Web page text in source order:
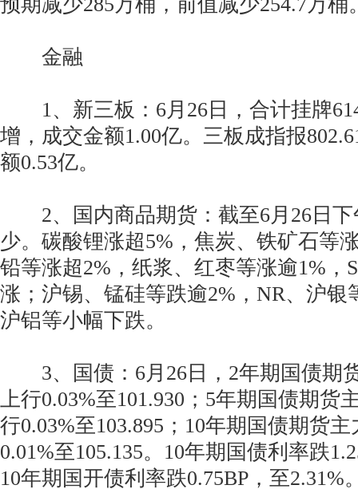
预期减少285万桶，前值减少254.7万桶
金融
1、新三板：6月26日，合计挂牌
增，成交金额1.00亿。三板成指报
额0.53亿。
2、国内商品期货：截至6月26日下
少。碳酸锂涨超5%，焦炭、铁矿石等
铅等涨超2%，纸浆、红枣等涨逾1%，
涨；沪锡、锰硅等跌逾2%，NR、沪银
沪铝等小幅下跌。
3、国债：6月26日，2年期国债期
上行0.03%至101.930；5年期国债期货
行0.03%至103.895；10年期国债期货
0.01%至105.135。10年期国债利率跌
10年期国开债利率跌0.75BP，至2.31%